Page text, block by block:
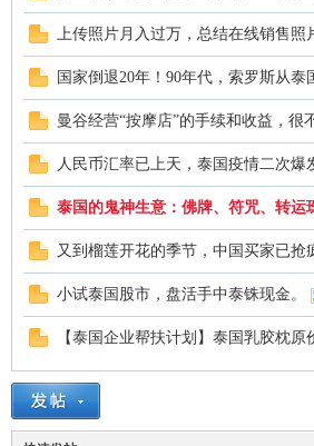
上传照片月入过万，总结在线销售照
国家倒退20年！90年代，索罗斯从泰
曼谷经营“按摩店”的手续和收益，很
人民币汇率已上天，泰国疫情二次爆
泰国的鬼神生意：佛牌、符咒、转运
又到榴莲开花的季节，中国买家已抢
小试泰国股市，盘活手中泰铢现金。
【泰国企业帮扶计划】泰国乳胶枕原